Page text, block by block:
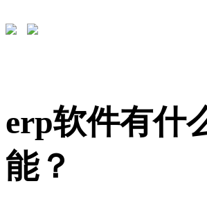
erp软件有什
能？